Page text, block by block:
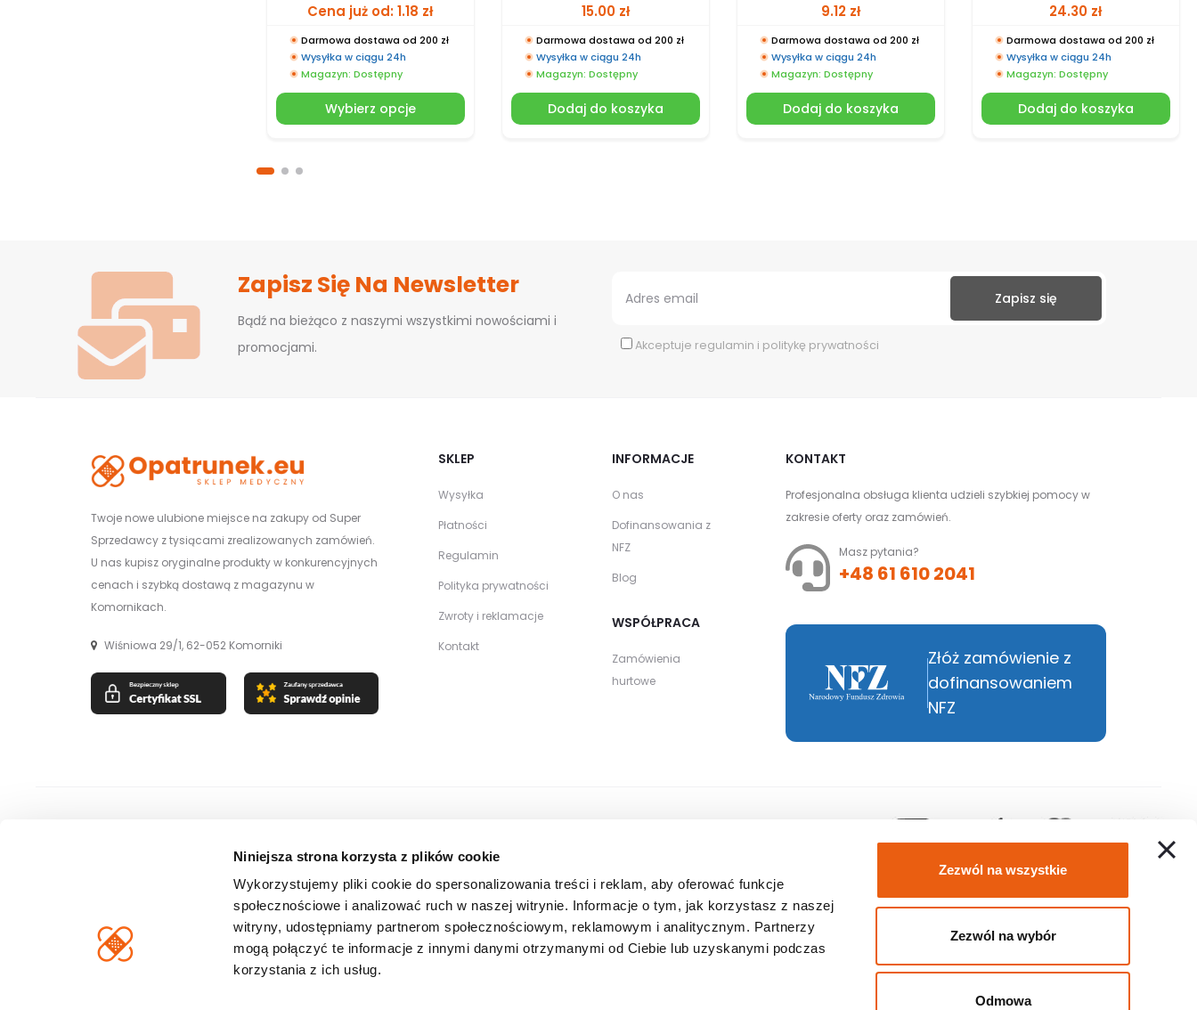
Niniejsza strona korzysta z plików cookie
Wykorzystujemy pliki cookie do spersonalizowania treści i reklam, aby oferować funkcje
społecznościowe i analizować ruch w naszej witrynie. Informacje o tym, jak korzystasz z naszej
witryny, udostępniamy partnerom społecznościowym, reklamowym i analitycznym. Partnerzy
mogą połączyć te informacje z innymi danymi otrzymanymi od Ciebie lub uzyskanymi podczas
korzystania z ich usług.
Zezwól na wszystkie
Zezwól na wybór
Odmowa
Cena już od:1.18 zł
Darmowa dostawa od 200 zł
Wysyłka w ciągu 24h
Magazyn: Dostępny
Wybierz opcje
15.00 zł
Darmowa dostawa od 200 zł
Wysyłka w ciągu 24h
Magazyn: Dostępny
Dodaj do koszyka
9.12 zł
Darmowa dostawa od 200 zł
Wysyłka w ciągu 24h
Magazyn: Dostępny
Dodaj do koszyka
24.30 zł
Darmowa dostawa od 200 zł
Wysyłka w ciągu 24h
Magazyn: Dostępny
Dodaj do koszyka
Zapisz Się Na Newsletter
Bądź na bieżąco z naszymi wszystkimi nowościami i
promocjami.
Akceptuje regulamin i politykę prywatności
Twoje nowe ulubione miejsce na zakupy od Super
Sprzedawcy z tysiącami zrealizowanych zamówień.
U nas kupisz oryginalne produkty w konkurencyjnych
cenach i szybką dostawą z magazynu w
Komornikach.
Wiśniowa 29/1, 62-052 Komorniki
SKLEP
Wysyłka
Płatności
Regulamin
Polityka prywatności
Zwroty i reklamacje
Kontakt
INFORMACJE
O nas
Dofinansowania z
NFZ
Blog
WSPÓŁPRACA
Zamówienia
hurtowe
KONTAKT
Profesjonalna obsługa klienta udzieli szybkiej pomocy w
zakresie oferty oraz zamówień.
Masz pytania?
+48 61 610 2041
Złóż zamówienie z
dofinansowaniem
NFZ
Ta strona jest chroniona przez reCAPTCHA. ObowiązujePolityka prywatności Googleoraz